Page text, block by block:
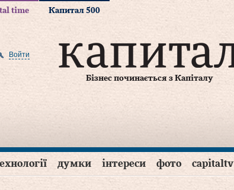
time Капитал 500
Бізнес починається з Капіталу
Войти
думки інтереси фото capitaltv